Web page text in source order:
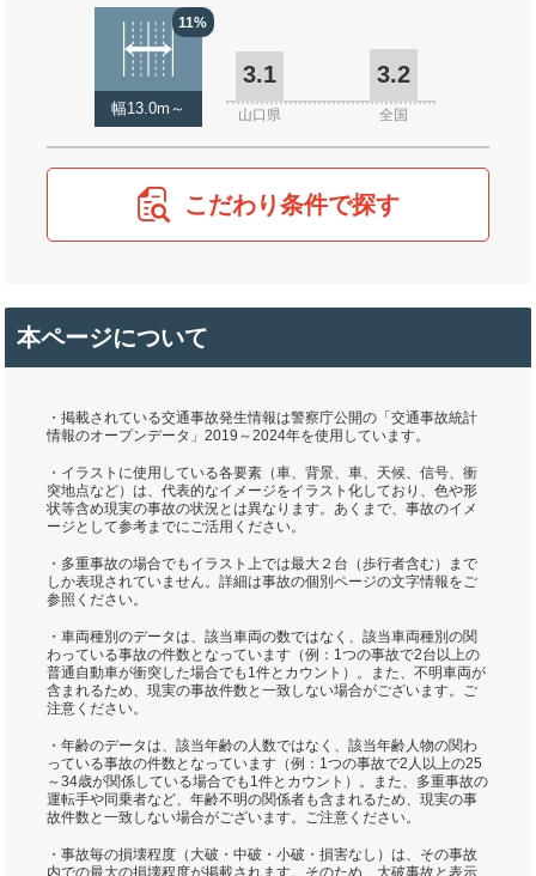
11%
幅13.0m～
3.1 3.2
山口県 全国
こだわり条件で探す
本ページについて
・掲載されている交通事故発生情報は警察庁公開の「交通事故統計
情報のオープンデータ」2019～2024年を使用しています。
・イラストに使用している各要素（車、背景、車、天候、信号、衝
突地点など）は、代表的なイメージをイラスト化しており、色や形
状等含め現実の事故の状況とは異なります。あくまで、事故のイメ
ージとして参考までにご活用ください。
・多重事故の場合でもイラスト上では最大２台（歩行者含む）まで
しか表現されていません。詳細は事故の個別ページの文字情報をご
参照ください。
・車両種別のデータは、該当車両の数ではなく、該当車両種別の関
わっている事故の件数となっています（例：1つの事故で2台以上の
普通自動車が衝突した場合でも1件とカウント）。また、不明車両が
含まれるため、現実の事故件数と一致しない場合がございます。ご
注意ください。
・年齢のデータは、該当年齢の人数ではなく、該当年齢人物の関わ
っている事故の件数となっています（例：1つの事故で2人以上の25
～34歳が関係している場合でも1件とカウント）。また、多重事故の
運転手や同乗者など、年齢不明の関係者も含まれるため、現実の事
故件数と一致しない場合がございます。ご注意ください。
・事故毎の損壊程度（大破・中破・小破・損害なし）は、その事故
内での最大の損壊程度が掲載されます。そのため、大破事故と表示